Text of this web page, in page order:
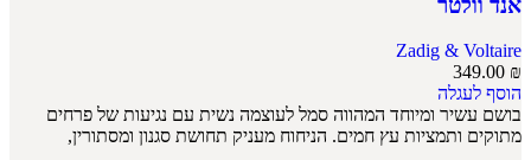
Zadig & Voltaire
349.00 ₪
הוסף לעגלה
בושם עשיר ומיוחד המהווה סמל לעוצמה נשית עם נגיעות של פרחים
מתוקים ותמציות עץ חמים. הניחוח מעניק תחושת סגנון ומסתורין,